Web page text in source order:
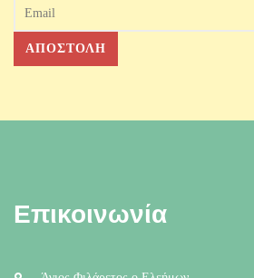
Επικοινωνία